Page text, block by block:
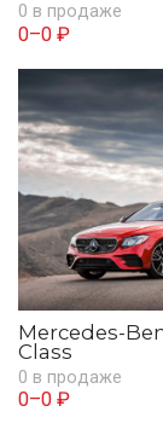
0 в продаже
0–0 ₽
Mercedes-
Class
0 в продаже
0–0 ₽